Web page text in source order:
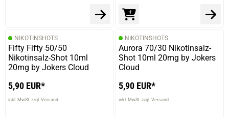
15.05.2023 — via
Trustedshops.de
Robert Zygmunt O.
verifizierter Onlinekauf.
Die Bewertung erfolgte ohne Abgabe eines Kommentars
NIKOTINSHOTS
Fifty Fifty 50/50
Nikotinsalz-Shot 10ml
20mg by Jokers Cloud
5,90 EUR*
inkl. MwSt. zzgl. Versand
NIKOTINSHOTS
Aurora 70/30 Nikotinsalz-
Shot 10ml 20mg by Jokers
Cloud
5,90 EUR*
inkl. MwSt. zzgl. Versand